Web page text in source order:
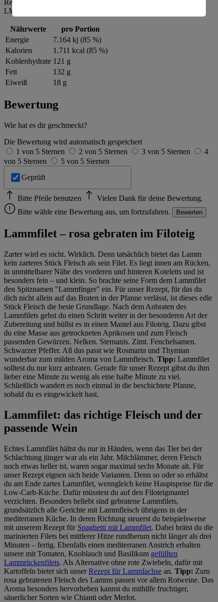
Referenzmenge für einen durchschnittlichen Erwachsenen laut
LMIV (8.400 kJ/2.000 kcal).
Nährwerte
pro Portion
Energie
7.164 kj (85 %)
Kalorien
1.711 kcal (85 %)
Kohlenhydrate 121 g
Fett
132 g
Eiweiß
18 g
Bewertung
Wie hat es dir geschmeckt?
Die Bewertung wird automatisch gespeichert
1 von 5 Sternen
2 von 5 Sternen 3 von 5 Sternen
4
von 5 Sternen
5 von 5 Sternen
Geprüft
Bitte Pfeile benutzen
Vielen Dank für deine Bewertung.
Bitte wähle eine Bewertung aus, um fortzufahren.
Bewerten
Lammfilet – rosa gebraten im Filoteig
Zarter wird es nicht. Wirklich. Denn tatsächlich bietet das Lamm
kein zarteres Stück Fleisch als sein Filet. Es liegt innen am Rücken,
in unmittelbarer Nähe des vorderen und hinteren Koteletts und ist
besonders fein – und klein. So brachte seine Form dem Lammfilet
den Spitznamen "Lammfinger" ein. Für unser Rezept, für das du
dich nicht allein auf das Braten in der Pfanne verlässt, ist dieses edle
Stück Fleisch die beste Grundlage. Nach dem Anbraten des
Lammfilets gehst du einen Schritt weiter in der besonderen Art der
Zubereitung und hüllst es in einen Mantel aus Filoteig. Dazu gibst
du eine Masse aus getrockneten Aprikosen und zum Fleisch
passenden Gewürzen. Nelken. Sternanis. Zimt. Fenchelsamen.
Schwarzer Pfeffer. All das passt wie Rosmarin und Thymian
wunderbar zum milden Aroma von Lammfleisch. Tipp: Lammfilet
solltest du nur kurz anbraten. Gerade für unser Rezept gibst du ihm
lieber eine Minute zu wenig als eine halbe Minute zu viel.
Schließlich wandert es noch einmal in die beschichtete Pfanne,
sobald du es eingewickelt hast.
Lammfilet: das richtige Fleisch und der
passende Wein
Echtes Lammfilet hältst du nur in Händen, wenn das Tier bei der
Schlachtung jünger war als ein Jahr. Milchlämmer, deren Fleisch
noch etwas heller ist, waren sogar maximal sechs Monate alt. Für
unser Rezept eignen sich beide Varianten. Denn so oder so erhältst
du am Ende zartes Lammfilet, wenngleich keine Hauptspeise für die
Low-Carb-Küche. Dafür müsstest du auf den Filoteigmantel
verzichten. Besonders beliebt sind gebratene Lammfilets,
grundsätzlich alle Gerichte mit Lammfleisch übrigens in der
mediterranen Küche. In deren Richtung steuerst du beispielsweise
mit unserem Rezept für Spaghetti mit Lammfilet. Dabei brätst du die
marinierten Filets bei mittlerer Hitze rundherum nicht länger als drei
Minuten ‒ fertig. Ebenfalls einen mediterranen Anstrich erhalten
unsere mit Tomaten, Knoblauch und Basilikum gefüllten
Lammrückenfilets. Als Alternative ohne rote Zwiebeln, dafür mit
Kartoffeln bietet sich unserRezept für Lammlachse an. Tipp: Zum
rosa gebratenen Fleisch des Lamms passen vor allem Rotweine. Das
Aroma besonders hervorheben kannst du mithilfe fruchtiger,
säuerlicher Sorten wie Chianti oder Merlot.
Informationen zum Herausgeber der Seite findest du
imImpressum